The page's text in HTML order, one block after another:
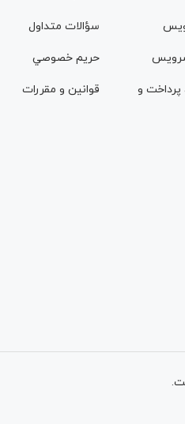
و
سؤالات متداول
حريم خصوصي
قوانين و مقررات